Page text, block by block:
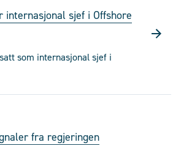
internasjonal sjef i Offshore
som internasjonal sjef i
fra regjeringen